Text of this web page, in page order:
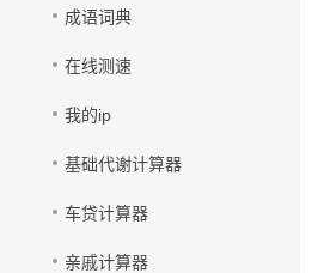
成语词典
在线测速
我的ip
基础代谢计算器
车贷计算器
亲戚计算器